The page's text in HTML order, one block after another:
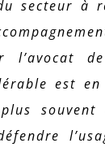
secteur à
l’avocat
est
souvent